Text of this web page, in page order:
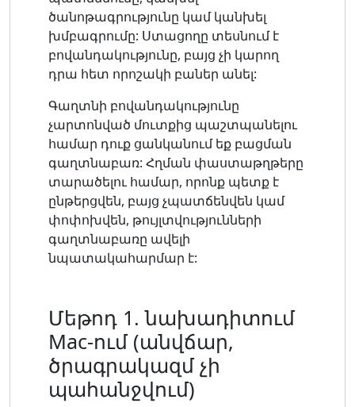
ծանոթագրությունը կամ կանխել
խմբագրումը: Ստացողը տեսնում է
բովանդակությունը, բայց չի կարող
դրա հետ որոշակի բաներ անել:
Գաղտնի բովանդակությունը
չարտոնված մուտքից պաշտպանելու
համար դուք ցանկանում եք բացման
գաղտնաբառ: Հղման փաստաթղթերը
տարածելու համար, որոնք պետք է
ընթերցվեն, բայց չպատճենվեն կամ
փոփոխվեն, թույլտվությունների
գաղտնաբառը ավելի
նպատակահարմար է:
Մեթոդ 1. նախադիտում
Mac-ում (անվճար,
ծրագրակազմ չի
պահանջվում)